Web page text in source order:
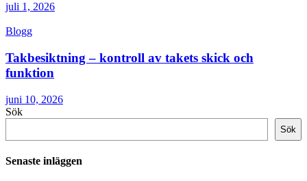
juli 1, 2026
Blogg
Takbesiktning – kontroll av takets skick och
funktion
juni 10, 2026
Sök
Sök
Senaste inläggen